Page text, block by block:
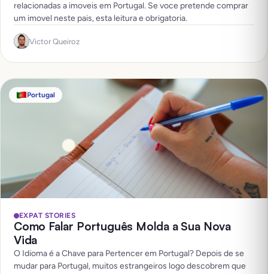
relacionadas a imoveis em Portugal. Se voce pretende comprar
um imovel neste pais, esta leitura e obrigatoria.
Victor Queiroz
Portugal
EXPAT STORIES
Como Falar Português Molda a Sua Nova
Vida
O Idioma é a Chave para Pertencer em Portugal? Depois de se
mudar para Portugal, muitos estrangeiros logo descobrem que